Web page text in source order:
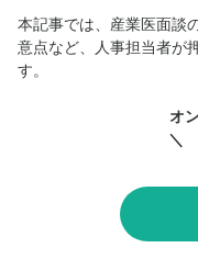
本記事では、産業医面談
意点など、人事担当者が
す。
オ
＼